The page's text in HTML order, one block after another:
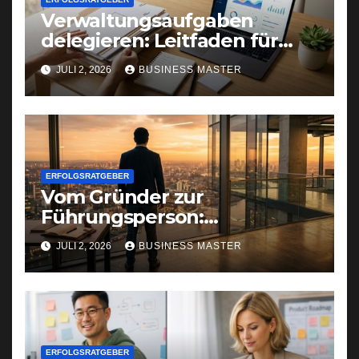
Verwaltungsaufgaben
delegieren: Leitfaden für
Gründer und Selbstständige
JULI 2, 2026 BUSINESS MASTER
ERFOLGSRATGEBER
Vom Gründer zur
Führungsperson:
Selbstreflexion als
Erfolgsfaktor
JULI 2, 2026 BUSINESS MASTER
ERFOLGSRATGEBER